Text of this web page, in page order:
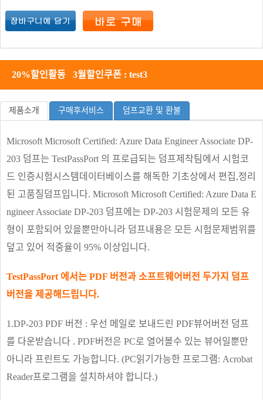
20%할인활동 3월할인쿠폰 : test3
제품소개 구매후서비스 덤프교환 및 환불
Microsoft Microsoft Certified: Azure Data Engineer Associate DP-
203 덤프는 TestPassPort 의 프로급되는 덤프제작팀에서 시험코
드 인증시험시스템데이터베이스를 해독한 기초상에서 편집,정리
된 고품질덤프입니다. Microsoft Microsoft Certified: Azure Data E
ngineer Associate DP-203 덤프에는 DP-203 시험문제의 모든 유
형이 포함되어 있을뿐만아니라 덤프내용은 모든 시험문제범위를
덮고 있어 적중율이 95% 이상입니다.
TestPassPort 에서는 PDF 버전과 소프트웨어버전 두가지 덤프
버전을 제공해드립니다.
1.DP-203 PDF 버전 : 우선 메일로 보내드린 PDF뷰어버전 덤프
를 다운받습니다 . PDF버전은 PC로 열어볼수 있는 뷰어일뿐만
아니라 프린트도 가능합니다. (PC읽기가능한 프로그램: Acrobat
Reader프로그램을 설치하셔야 합니다.)